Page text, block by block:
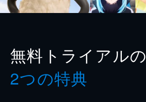
無料トライアルの
2つの特典